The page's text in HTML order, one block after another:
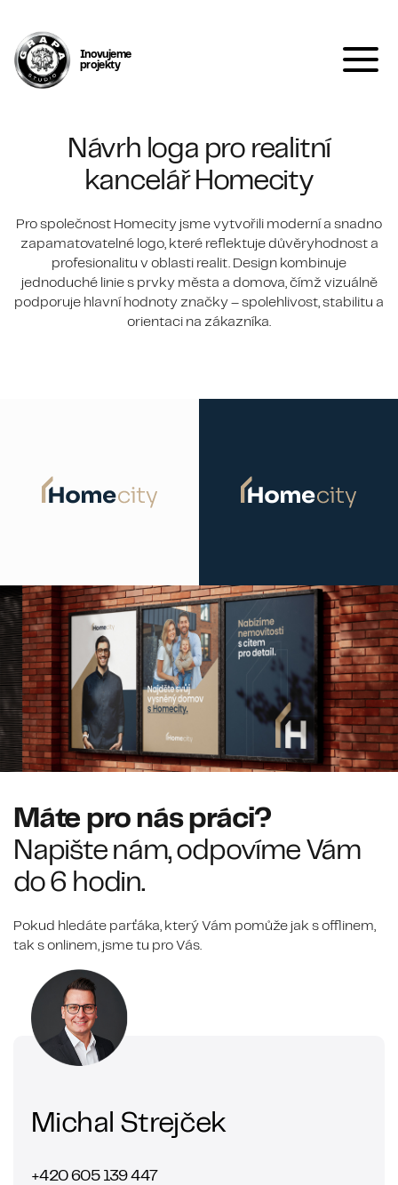
Inovujeme
projekty
Návrh loga pro realitní
kancelář Homecity
Pro společnost Homecity jsme vytvořili moderní a snadno
zapamatovatelné logo, které reflektuje důvěryhodnost a
profesionalitu v oblasti realit. Design kombinuje
jednoduché linie s prvky města a domova, čímž vizuálně
podporuje hlavní hodnoty značky – spolehlivost, stabilitu a
orientaci na zákazníka.
Máte pro nás práci?
Napište nám, odpovíme Vám
do 6 hodin.
Pokud hledáte parťáka, který Vám pomůže jak s offlinem,
tak s onlinem, jsme tu pro Vás.
Michal Strejček
+420 605 139 447